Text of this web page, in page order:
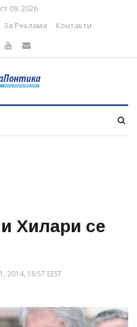
09, 2026
За Реклама Контакти
Хилари се
2014, 18:57 EEST